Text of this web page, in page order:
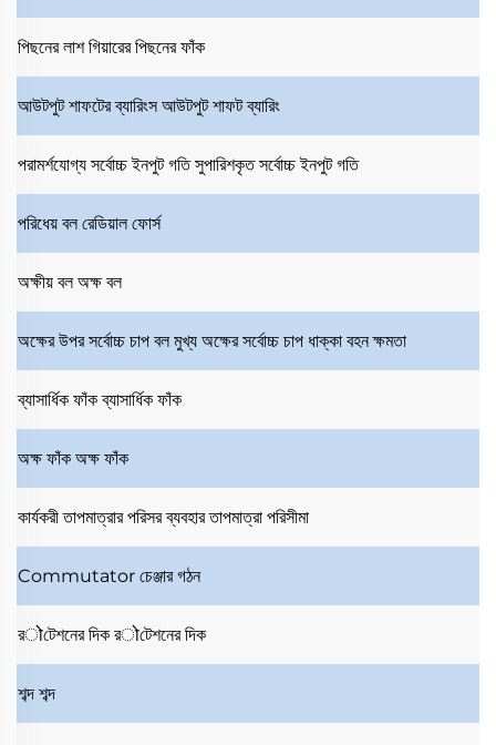
পিছনের লাশগিয়ারের পিছনের ফাঁক
আউটপুট শাফটের ব্যারিংসআউটপুট শাফট ব্যারিং
পরামর্শযোগ্য সর্বোচ্চ ইনপুট গতিসুপারিশকৃত সর্বোচ্চ ইনপুট গতি
পরিধেয় বলরেডিয়াল ফোর্স
অক্ষীয় বলঅক্ষ বল
অক্ষের উপর সর্বোচ্চ চাপ বলমুখ্য অক্ষের সর্বোচ্চ চাপ ধাক্কা বহন ক্ষমতা
ব্যাসার্ধিক ফাঁকব্যাসার্ধিক ফাঁক
অক্ষ ফাঁক অক্ষ ফাঁক
কার্যকরী তাপমাত্রার পরিসরব্যবহার তাপমাত্রা পরিসীমা
Commutator চেঞ্জার গঠন
রोটেশনের দিক রोটেশনের দিক
শব্দ শব্দ